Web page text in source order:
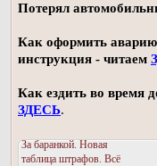
Потерял
Как оформить
инструкция - читаем
Как ездить во время
ЗДЕСЬ.
За баранкой. Новая
таблица штрафов. Всё